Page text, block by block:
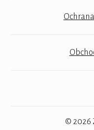
© 2026